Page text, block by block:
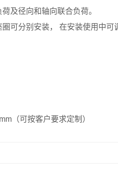
及径向和轴向联合负荷。
分别安装， 在安装使用中可
（可按客户要求定制）